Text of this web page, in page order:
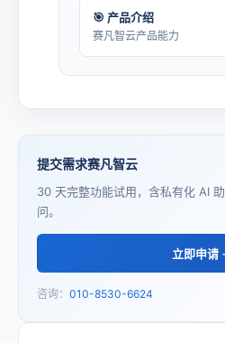
🎯 产品介绍
赛凡智云产品能力
提交需求赛凡智云
30 天完整功能试用，含私有化 AI
问。
立即申请
咨询： 010-8530-6624